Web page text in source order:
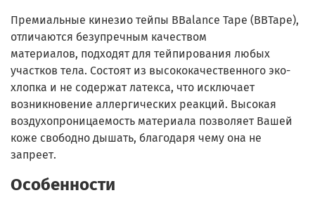
Премиальные кинезио тейпы BBalance Tape (BBTape),
отличаются безупречным качеством
материалов, подходят для тейпирования любых
участков тела. Состоят из высококачественного эко-
хлопка и не содержат латекса, что исключает
возникновение аллергических реакций. Высокая
воздухопроницаемость материала позволяет Вашей
коже свободно дышать, благодаря чему она не
запреет.
Особенности